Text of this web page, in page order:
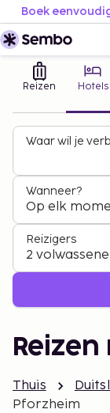
Boek
Reizen Hotels
Waar wil je
Wanneer?
Op elk
Reizigers
2
Thuis
Pforzheim